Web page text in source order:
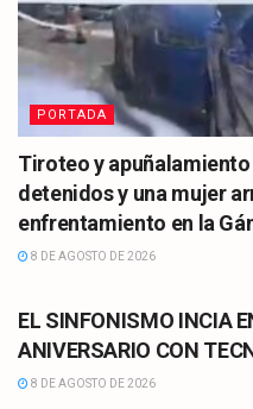
PORTADA
Tiroteo y
detenidos y una mujer
enfrentamiento en la
8 DE AGOSTO DE 2026
EL SINFONISMO INCIA
ANIVERSARIO CON
8 DE AGOSTO DE 2026